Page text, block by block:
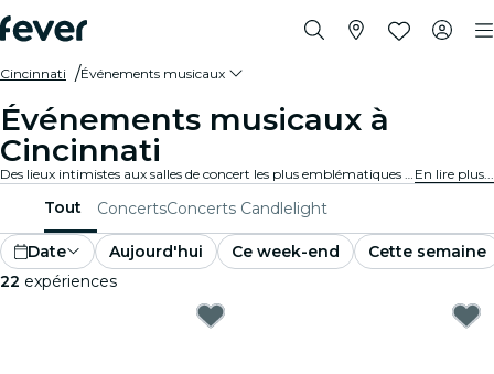
Cincinnati Événements musicaux
Événements musicaux à
Cincinnati
Des lieux intimistes aux salles de concert les plus emblématiques de la ville, Cincinnati vit au rythme de la musique et propose un large éventail d'événements pour tous les goûts et tous les styles. En lire plus...
Tout ConcertsConcerts Candlelight
Date Aujourd'hui Ce week-end
Cette semaine
22 expériences